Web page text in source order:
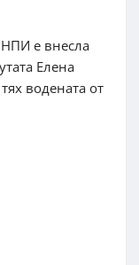
е внесла
Елена
водената от